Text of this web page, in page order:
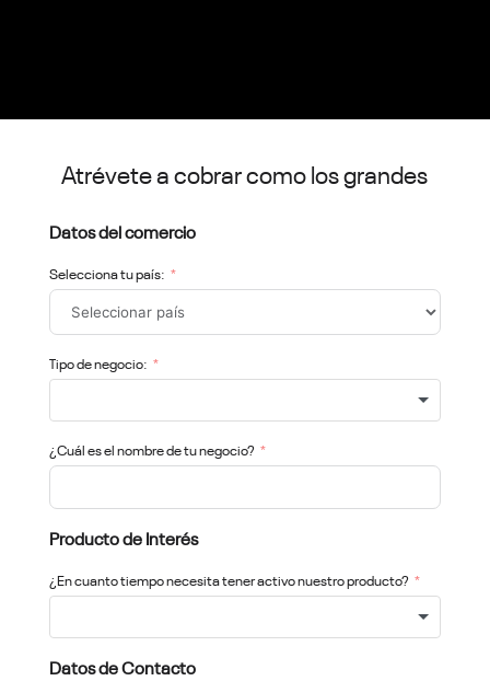
Atrévete a cobrar como los grandes
Datos del comercio
Selecciona tu país:
Tipo de negocio:
¿Cuál es el nombre de tu negocio?
Producto de Interés
¿En cuanto tiempo necesita tener activo nuestro producto?
Datos de Contacto